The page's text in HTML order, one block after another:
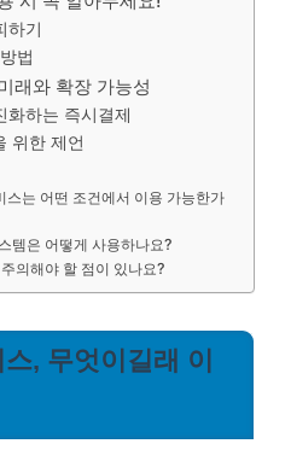
하기
법
래와 확장 가능성
화하는 즉시결제
위한 제언
스는 어떤 조건에서 이용 가능한가
템은 어떻게 사용하나요?
의해야 할 점이 있나요?
, 무엇이길래 이